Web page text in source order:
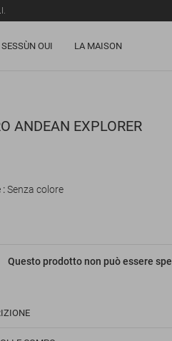
SESSÙN OUI LA MAISON
ANDEAN EXPLORER
Senza colore
Questo prodotto non può essere